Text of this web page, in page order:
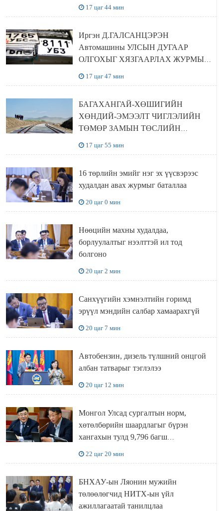
17 цаг 44 мин
Иргэн Д.ГАЛСАНЦЭРЭН
Автомашины УЛСЫН ДУГААР
ОЛГОХЫГ ХЯЗГААРЛАХ ЖУРМЫГ
17 цаг 47 мин
БАГАХАНГАЙ-ХӨШИГИЙН
ХӨНДИЙ-ЭМЭЭЛТ ЧИГЛЭЛИЙН
ТӨМӨР ЗАМЫН ТӨСЛИЙН
17 цаг 55 мин
16 төрлийн эмийг нэг эх үүсвэрээс
худалдан авах журмыг баталлаа
20 цаг 0 мин
Нөөцийн махны худалдаа,
борлуулалтыг нээлттэй ил тод
болгоно
20 цаг 2 мин
Санхүүгийн хэмнэлтийн горимд
эрүүл мэндийн салбар хамаарахгүй
20 цаг 7 мин
Автобензин, дизель түлшний онцгой
албан татварыг тэглэлээ
20 цаг 12 мин
Монгол Улсад сургалтын норм,
хөтөлбөрийн шаардлагыг бүрэн
хангахын тулд 9,796 багш
22 цаг 20 мин
БНХАУ-ын Ляонин мужийн
төлөөлөгчид НИТХ-ын үйл
ажиллагаатай танилцлаа